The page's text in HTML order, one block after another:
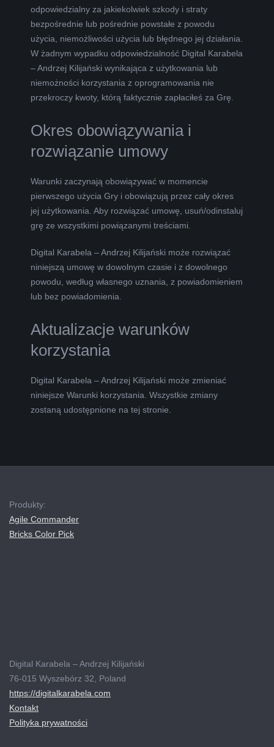
odpowiedzialny za jakiekolwiek szkody i straty
bezpośrednie lub pośrednie powstałe z powodu
użycia, niemożliwości użycia lub błędnego jej działania.
W żadnym wypadku odpowiedzialność Digital Karabela
– Andrzej Kilijański wynikająca z użytkowania lub
niemożności korzystania z oprogramowania nie
przekroczy kwoty, którą faktycznie zapłaciłeś za Grę.
Okres obowiązywania i
rozwiązanie umowy
Warunki zaczynają obowiązywać w momencie
pierwszego użycia Gry i obowiązują przez cały okres
jej użytkowania. Aby rozwiązać umowę, usuń/odinstaluj
grę ze wszystkimi powiązanymi treściami.
Digital Karabela – Andrzej Kilijański może rozwiązać
niniejszą umowę w dowolnym czasie i z dowolnego
powodu, według własnego uznania, z powiadomieniem
lub bez powiadomienia.
Aktualizacje warunków
korzystania
Digital Karabela – Andrzej Kilijański może zmieniać
niniejsze Warunki korzystania. Wszystkie zmiany
zostaną udostępnione na tej stronie.
12-
Produkty:
Agile Commander
Bricks Color Pick
Digital Karabela – Andrzej Kilijański
76-015 Wyszebórz 32, Poland
https://digitalkarabela.com
Kontakt
Polityka prywatności